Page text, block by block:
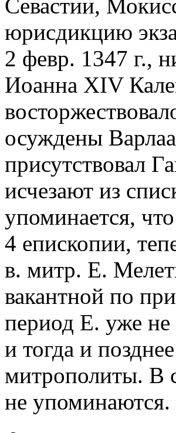
Севастии,
юрисдикцию
2 февр. 1347 г.,
Иоанна XIV
осуждены
присутствовал
исчезают из
упоминается,
4 епископии,
в. митр. Е.
вакантной по
период Е. уже
и тогда и
митрополиты. В
не упоминаются.